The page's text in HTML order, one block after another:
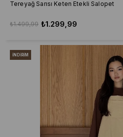
Tereyağ Sarısı Keten Etekli Salopet
₺1.299,99
₺1.499,99
İNDIRIM